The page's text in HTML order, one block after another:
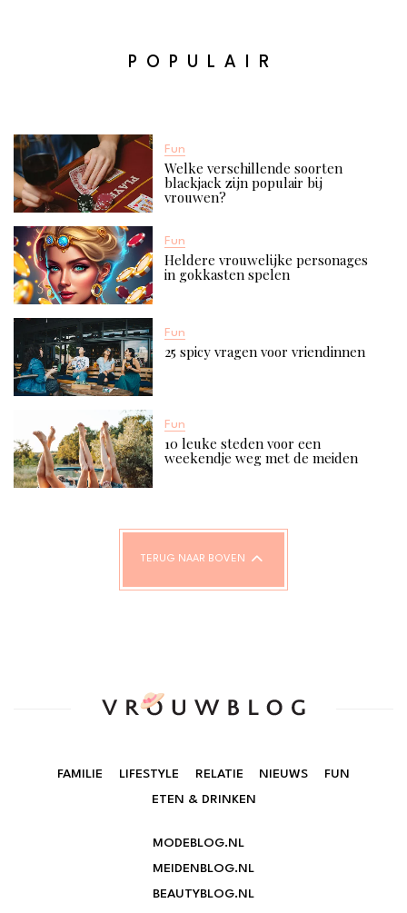
POPULAIR
Fun
Welke verschillende soorten
blackjack zijn populair bij
vrouwen?
Fun
Heldere vrouwelijke personages
in gokkasten spelen
Fun
25 spicy vragen voor vriendinnen​
Fun
10 leuke steden voor een
weekendje weg met de meiden
TERUG NAAR BOVEN
FAMILIE LIFESTYLE RELATIE NIEUWS
FUN
ETEN & DRINKEN
MODEBLOG.NL
MEIDENBLOG.NL
BEAUTYBLOG.NL